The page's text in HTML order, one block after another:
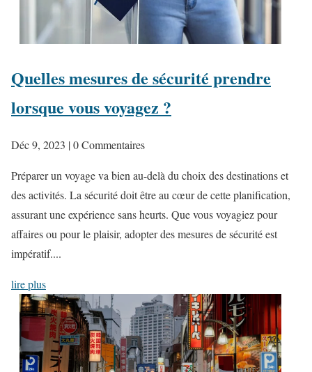
Quelles mesures de sécurité prendre
lorsque vous voyagez ?
Déc 9, 2023 | 0 Commentaires
Préparer un voyage va bien au-delà du choix des destinations et
des activités. La sécurité doit être au cœur de cette planification,
assurant une expérience sans heurts. Que vous voyagiez pour
affaires ou pour le plaisir, adopter des mesures de sécurité est
impératif....
lire plus